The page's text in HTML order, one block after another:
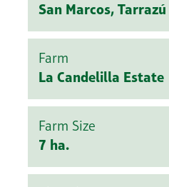
San Marcos, Tarrazú
Farm
La Candelilla Estate
Farm Size
7 ha.